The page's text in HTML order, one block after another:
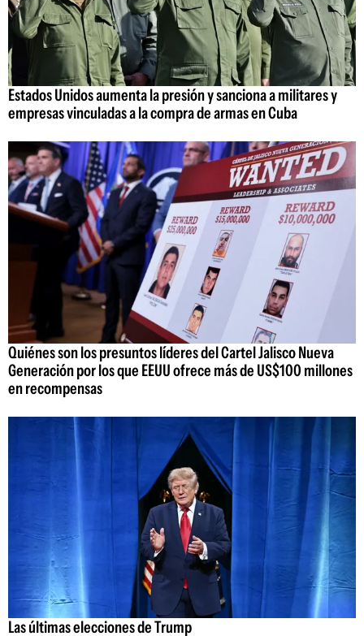
Estados Unidos aumenta la presión y sanciona a militares y
empresas vinculadas a la compra de armas en Cuba
Quiénes son los presuntos líderes del Cartel Jalisco Nueva
Generación por los que EEUU ofrece más de US$100 millones
en recompensas
Las últimas elecciones de Trump